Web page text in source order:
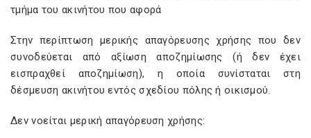
τμήμα του ακινήτου που αφορά
Στην περίπτωση μερικής απαγόρευσης χρήσης που δεν
συνοδεύεται από αξίωση αποζημίωσης (ή δεν έχει
εισπραχθεί αποζημίωση), η οποία συνίσταται στη
δέσμευση ακινήτου εντός σχεδίου πόλης ή οικισμού.
Δεν νοείται μερική απαγόρευση χρήσης: